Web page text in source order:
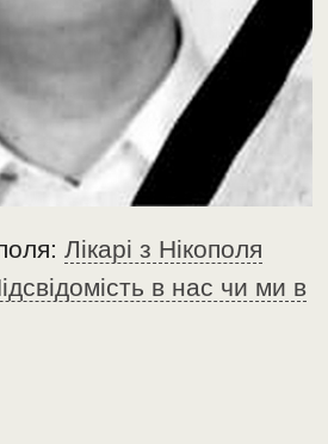
Лікарі з Нікополя
в нас чи ми в